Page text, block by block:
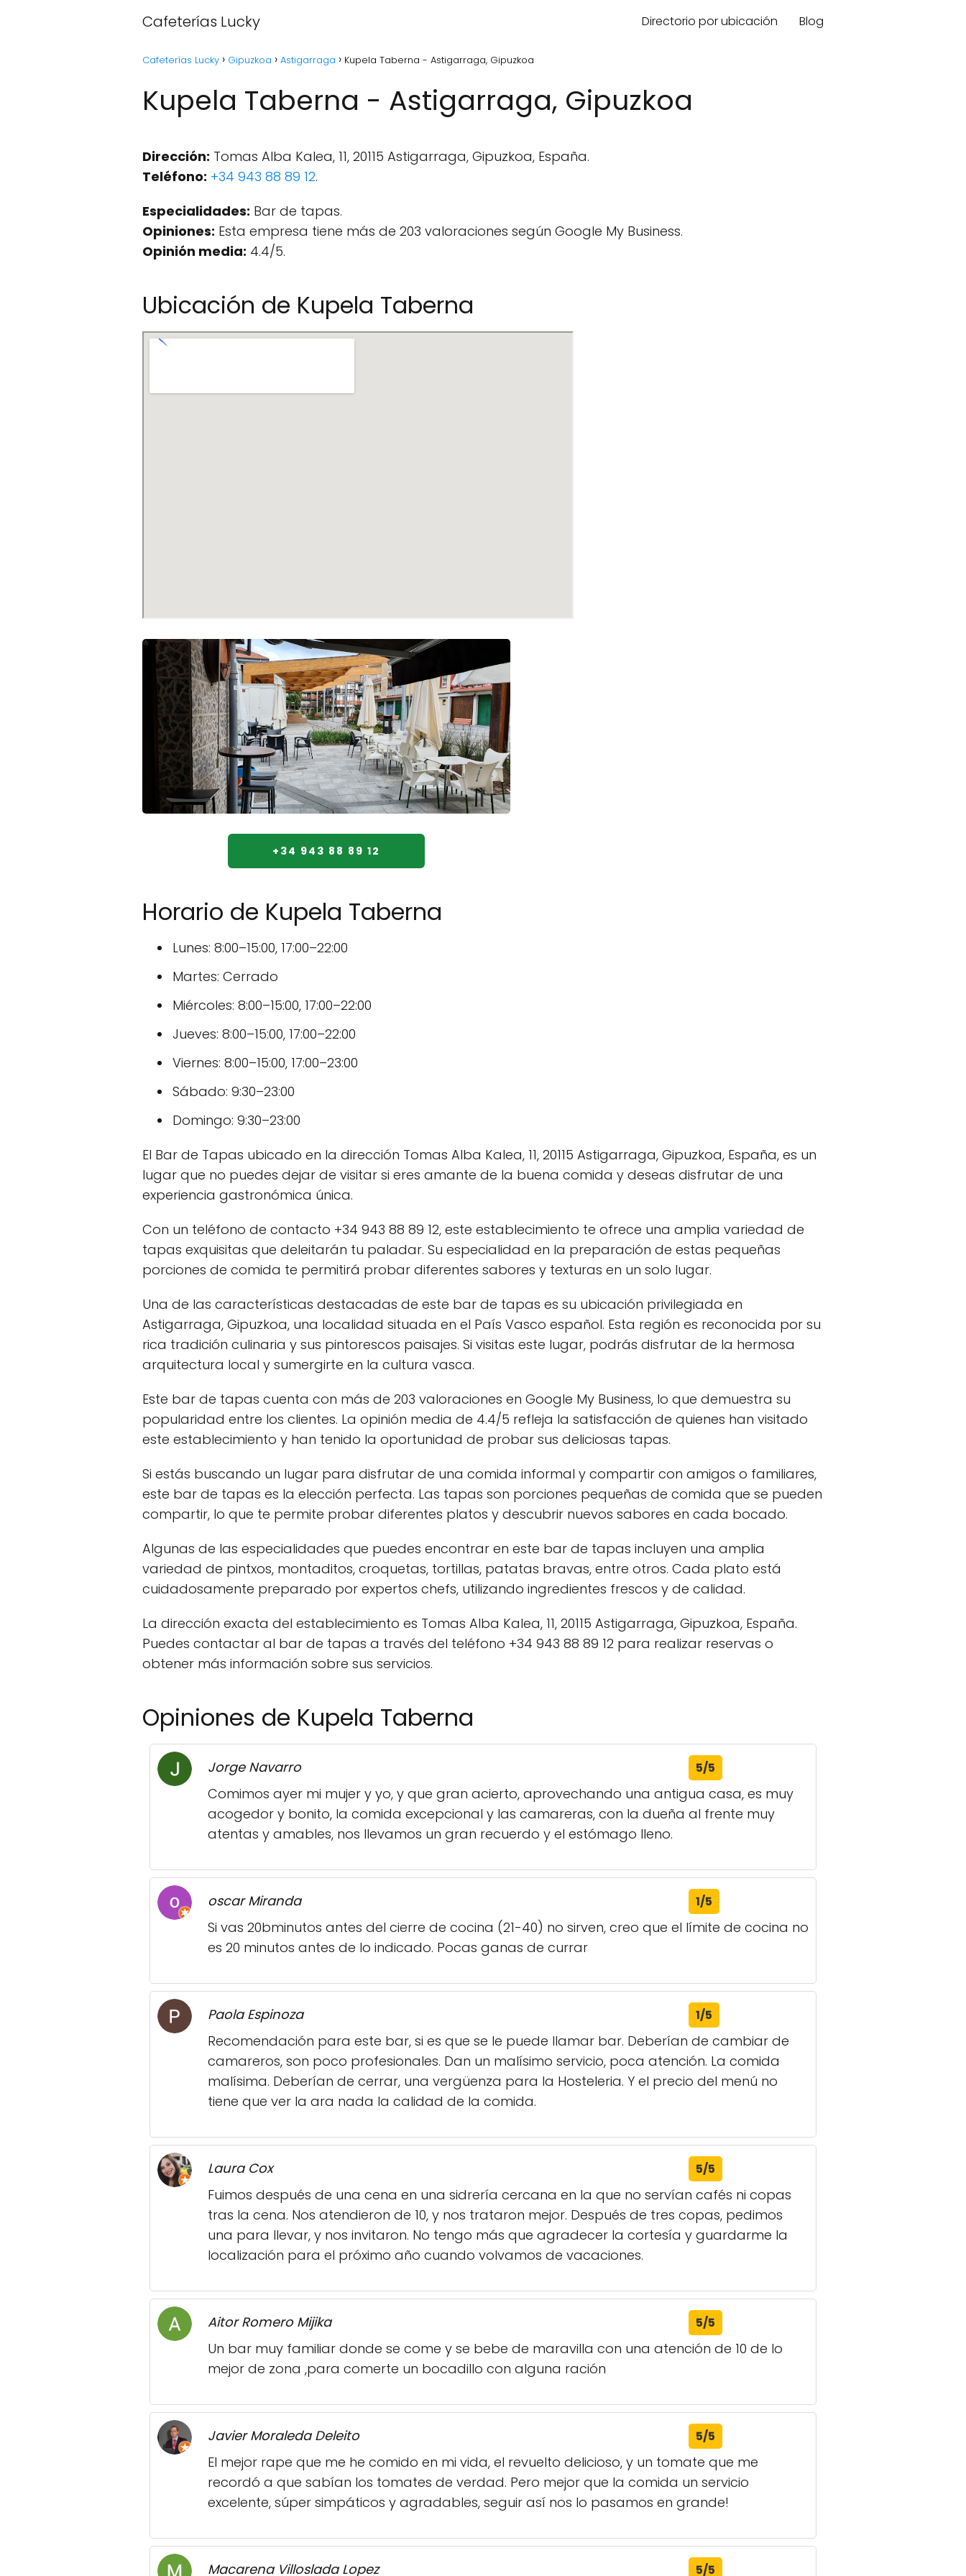
Cafeterías Lucky Directorio por ubicación Blog
Cafeterías Lucky Gipuzkoa Astigarraga Kupela Taberna - Astigarraga, Gipuzkoa
Kupela Taberna - Astigarraga, Gipuzkoa
Dirección: Tomas Alba Kalea, 11, 20115 Astigarraga, Gipuzkoa, España.
Teléfono: +34 943 88 89 12.
Especialidades: Bar de tapas.
Opiniones: Esta empresa tiene más de 203 valoraciones según Google My Business.
Opinión media: 4.4/5.
Ubicación de Kupela Taberna
+34 943 88 89 12
Horario de Kupela Taberna
Lunes: 8:00–15:00, 17:00–22:00
Martes: Cerrado
Miércoles: 8:00–15:00, 17:00–22:00
Jueves: 8:00–15:00, 17:00–22:00
Viernes: 8:00–15:00, 17:00–23:00
Sábado: 9:30–23:00
Domingo: 9:30–23:00
El Bar de Tapas ubicado en la dirección Tomas Alba Kalea, 11, 20115 Astigarraga, Gipuzkoa, España, es un
lugar que no puedes dejar de visitar si eres amante de la buena comida y deseas disfrutar de una
experiencia gastronómica única.
Con un teléfono de contacto +34 943 88 89 12, este establecimiento te ofrece una amplia variedad de
tapas exquisitas que deleitarán tu paladar. Su especialidad en la preparación de estas pequeñas
porciones de comida te permitirá probar diferentes sabores y texturas en un solo lugar.
Una de las características destacadas de este bar de tapas es su ubicación privilegiada en
Astigarraga, Gipuzkoa, una localidad situada en el País Vasco español. Esta región es reconocida por su
rica tradición culinaria y sus pintorescos paisajes. Si visitas este lugar, podrás disfrutar de la hermosa
arquitectura local y sumergirte en la cultura vasca.
Este bar de tapas cuenta con más de 203 valoraciones en Google My Business, lo que demuestra su
popularidad entre los clientes. La opinión media de 4.4/5 refleja la satisfacción de quienes han visitado
este establecimiento y han tenido la oportunidad de probar sus deliciosas tapas.
Si estás buscando un lugar para disfrutar de una comida informal y compartir con amigos o familiares,
este bar de tapas es la elección perfecta. Las tapas son porciones pequeñas de comida que se pueden
compartir, lo que te permite probar diferentes platos y descubrir nuevos sabores en cada bocado.
Algunas de las especialidades que puedes encontrar en este bar de tapas incluyen una amplia
variedad de pintxos, montaditos, croquetas, tortillas, patatas bravas, entre otros. Cada plato está
cuidadosamente preparado por expertos chefs, utilizando ingredientes frescos y de calidad.
La dirección exacta del establecimiento es Tomas Alba Kalea, 11, 20115 Astigarraga, Gipuzkoa, España.
Puedes contactar al bar de tapas a través del teléfono +34 943 88 89 12 para realizar reservas o
obtener más información sobre sus servicios.
Opiniones de Kupela Taberna
Jorge Navarro 5/5
Comimos ayer mi mujer y yo, y que gran acierto, aprovechando una antigua casa, es muy
acogedor y bonito, la comida excepcional y las camareras, con la dueña al frente muy
atentas y amables, nos llevamos un gran recuerdo y el estómago lleno.
oscar Miranda 1/5
Si vas 20bminutos antes del cierre de cocina (21-40) no sirven, creo que el límite de cocina no
es 20 minutos antes de lo indicado. Pocas ganas de currar
Paola Espinoza 1/5
Recomendación para este bar, si es que se le puede llamar bar. Deberían de cambiar de
camareros, son poco profesionales. Dan un malísimo servicio, poca atención. La comida
malísima. Deberían de cerrar, una vergüenza para la Hosteleria. Y el precio del menú no
tiene que ver la ara nada la calidad de la comida.
Laura Cox 5/5
Fuimos después de una cena en una sidrería cercana en la que no servían cafés ni copas
tras la cena. Nos atendieron de 10, y nos trataron mejor. Después de tres copas, pedimos
una para llevar, y nos invitaron. No tengo más que agradecer la cortesía y guardarme la
localización para el próximo año cuando volvamos de vacaciones.
Aitor Romero Mijika 5/5
Un bar muy familiar donde se come y se bebe de maravilla con una atención de 10 de lo
mejor de zona ,para comerte un bocadillo con alguna ración
Javier Moraleda Deleito 5/5
El mejor rape que me he comido en mi vida, el revuelto delicioso, y un tomate que me
recordó a que sabían los tomates de verdad. Pero mejor que la comida un servicio
excelente, súper simpáticos y agradables, seguir así nos lo pasamos en grande!
Macarena Villoslada Lopez 5/5